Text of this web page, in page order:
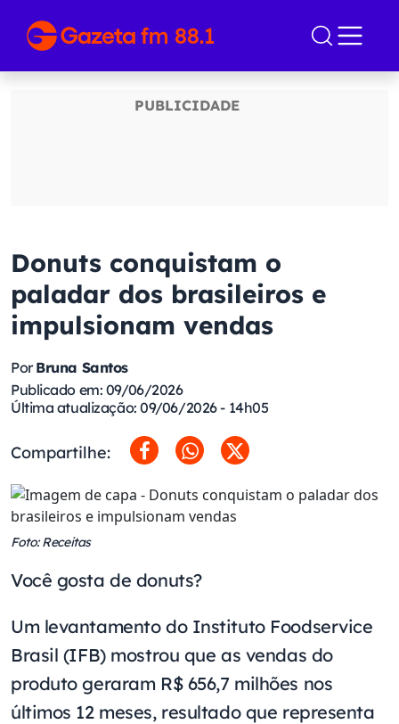
Donuts conquistam o
paladar dos brasileiros e
impulsionam vendas
PorBruna Santos
Publicado em: 09/06/2026
Última atualização: 09/06/2026 - 14h05
Compartilhe:
Foto: Receitas
Você gosta de donuts?
Um levantamento do Instituto Foodservice
Brasil (IFB) mostrou que as vendas do
produto geraram R$ 656,7 milhões nos
últimos 12 meses, resultado que representa